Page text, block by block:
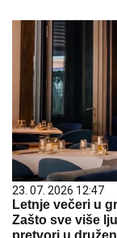
23. 07. 2026 12:47
Letnje večeri u
Zašto sve više
pretvori u